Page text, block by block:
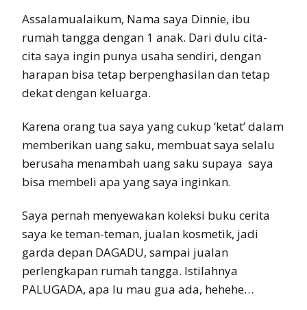
Assalamualaikum, Nama saya Dinnie, ibu
rumah tangga dengan 1 anak. Dari dulu cita-
cita saya ingin punya usaha sendiri, dengan
harapan bisa tetap berpenghasilan dan tetap
dekat dengan keluarga.
Karena orang tua saya yang cukup ‘ketat’ dalam
memberikan uang saku, membuat saya selalu
berusaha menambah uang saku supaya saya
bisa membeli apa yang saya inginkan.
Saya pernah menyewakan koleksi buku cerita
saya ke teman-teman, jualan kosmetik, jadi
garda depan DAGADU, sampai jualan
perlengkapan rumah tangga. Istilahnya
PALUGADA, apa lu mau gua ada, hehehe…